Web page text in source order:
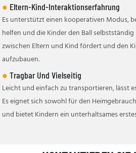
● Eltern-Kind-Interaktionserfahrung
Es unterstützt einen kooperativen Modus,
helfen und die Kinder den Ball
zwischen Eltern und Kind fördert und den
aufzubauen.
● Tragbar Und Vielseitig
Leicht und einfach zu transportieren, lässt
Es eignet sich sowohl für den
und bietet Kindern ein unterhaltsames